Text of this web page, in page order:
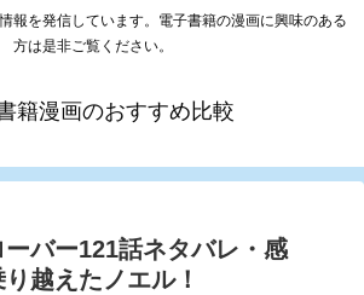
報を発信しています。電子書籍の漫画に興味のある
方は是非ご覧ください。
籍漫画のおすすめ比較
バー121話ネタバレ・感
越えたノエル！